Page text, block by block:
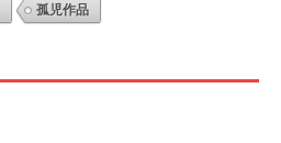
孤児作品